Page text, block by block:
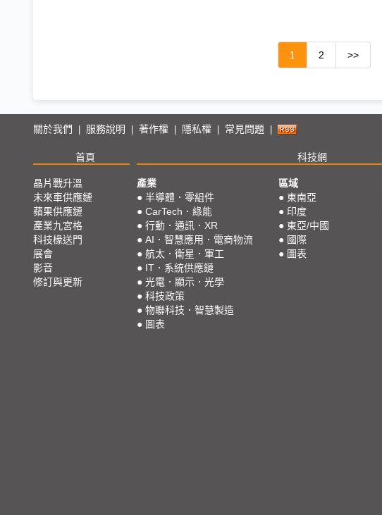
1 2 >>
關於我們 | 服務說明 | 著作權 | 隱私權 | 常見問題 |
首頁 科技網
晶片戰升溫
未來車供應鏈
蘋果供應鏈
產業九宮格
科技椽送門
展會
影音
修訂與更新
產業
● 半導體．零組件
● CarTech．綠能
● 行動．通訊．XR
● AI．智慧應用．電商物流
● 航太．衛星．軍工
● IT．系統供應鏈
● 光電．顯示．光學
● 科技政策
● 物聯科技．智慧製造
● 圖表
區域
● 東南亞
● 印度
● 東亞/中國
● 國際
● 圖表